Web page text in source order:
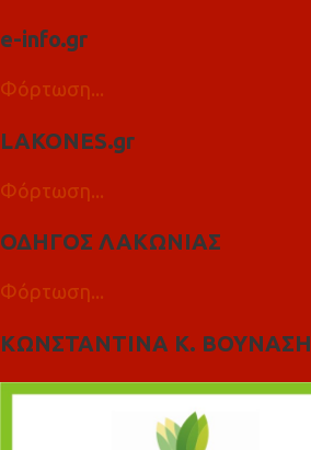
e-info.gr
Φόρτωση...
LAKONES.gr
Φόρτωση...
ΟΔΗΓΟΣ ΛΑΚΩΝΙΑΣ
Φόρτωση...
ΚΩΝΣΤΑΝΤΙΝΑ Κ. ΒΟΥΝΑΣΗ